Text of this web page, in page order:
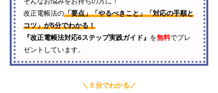
改正電帳法の「要点」「やるべきこと」「対応の手順と
コツ」が5分でわかる！
『改正電帳法対応6ステップ実践ガイド』 を無料でプレ
ゼントしています。
＼５分でわかる／